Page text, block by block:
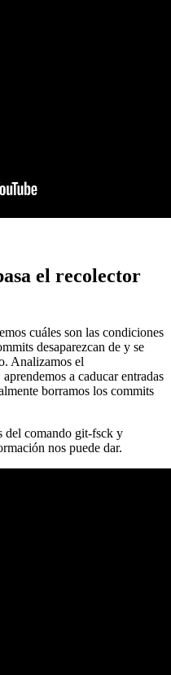
el recolector
cuáles son las condiciones
desaparezcan de y se
Analizamos el
a caducar entradas
borramos los commits
del comando git-fsck y
nos puede dar.